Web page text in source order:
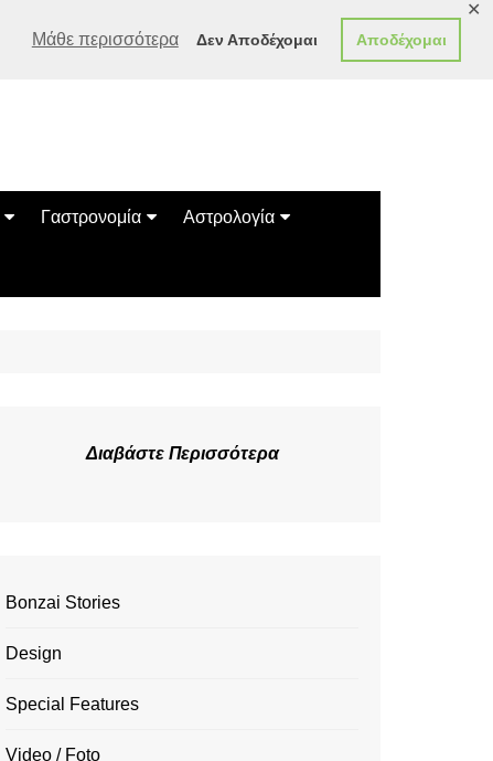
Μάθε περισσότερα Δεν Αποδέχομαι Αποδέχομαι
✕
Γαστρονομία
Συνταγές
Αστρολογία
Κινέζικο Ωροσκόπιο
Διαβάστε Περισσότερα
Bonzai Stories
Design
Special Features
Video / Foto